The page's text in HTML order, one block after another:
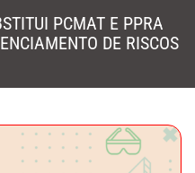
PCMAT E PPRA
DE RISCOS